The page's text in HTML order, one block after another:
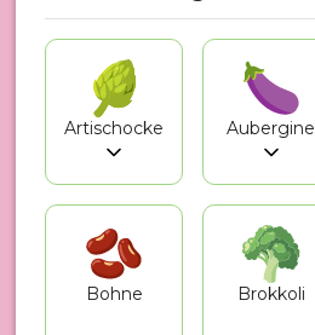
Artischocke Aubergine
Bohne Brokkoli